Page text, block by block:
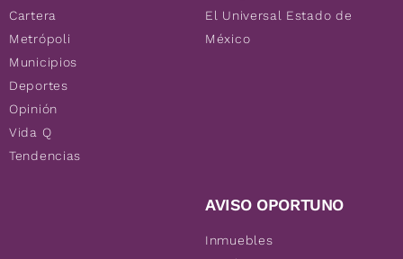
Cartera
Metrópoli
Municipios
Deportes
Opinión
Vida Q
Tendencias
El Universal Estado de
México
AVISO OPORTUNO
Inmuebles